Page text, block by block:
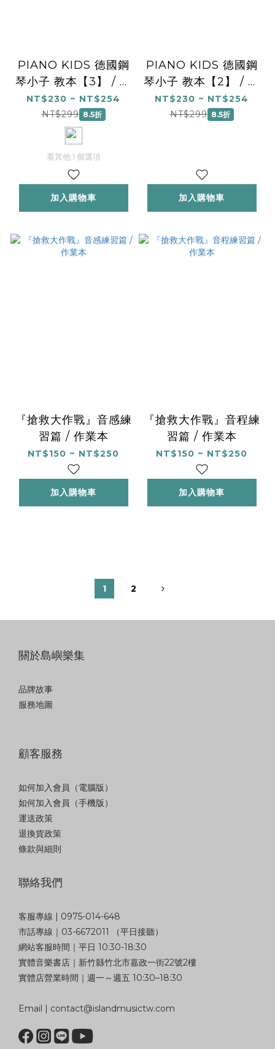
PIANO KIDS 德國鋼
琴小子 教本【3】 / 活
動手冊 【3】 (中文版)
NT$230 ~ NT$254
NT$299 8.5折
看其他 1 個選項
加入購物車
PIANO KIDS 德國鋼
琴小子 教本【2】 / 活
動手冊 【2】 (中文版)
NT$230 ~ NT$254
NT$299 8.5折
加入購物車
『搶救大作戰』音感練
習篇 / 作業本
NT$150 ~ NT$250
加入購物車
『搶救大作戰』音程練
習篇 / 作業本
NT$150 ~ NT$250
加入購物車
1 2
關於島嶼樂集
品牌故事
服務地圖
顧客服務
如何加入會員（電腦版）
如何加入會員（手機版）
運送政策
退換貨政策
條款與細則
聯絡我們
客服專線 | 0975-014-648
市話專線｜03-6672011 （平日接聽）
網站客服時間｜平日 10:30-18:30
實體音樂書店｜新竹縣竹北市嘉政一街22號2樓
實體店營業時間｜週一～週五 10:30–18:30
Email | contact@islandmusictw.com